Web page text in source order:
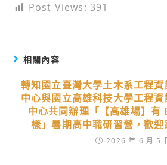
Post Views: 391
相關內容
轉知國立臺灣大學土木系工程
中心與國立高雄科技大學工程
中心共同辦理「【高雄場】有
樣」暑期高中職研習營，歡迎
2026 年 6 月 5